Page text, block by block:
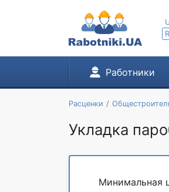
Работники
Расценки
Укладка
Минимальная